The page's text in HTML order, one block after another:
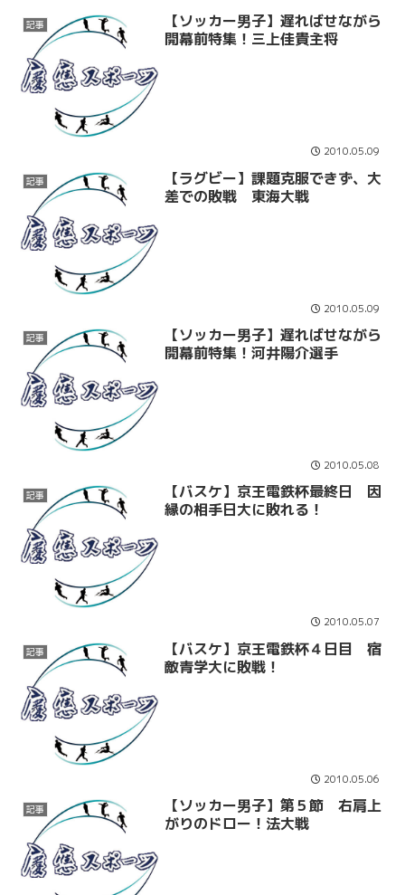
記事
【ソッカー男子】遅ればせながら
開幕前特集！三上佳貴主将
2010.05.09
記事
【ラグビー】課題克服できず、大
差での敗戦 東海大戦
2010.05.09
記事
【ソッカー男子】遅ればせながら
開幕前特集！河井陽介選手
2010.05.08
記事
【バスケ】京王電鉄杯最終日 因
縁の相手日大に敗れる！
2010.05.07
記事
【バスケ】京王電鉄杯４日目 宿
敵青学大に敗戦！
2010.05.06
記事
【ソッカー男子】第５節 右肩上
がりのドロー！法大戦